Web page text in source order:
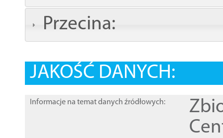
Przecina:
JAKOŚĆ DANYCH:
Informacje na temat danych źródłowych: